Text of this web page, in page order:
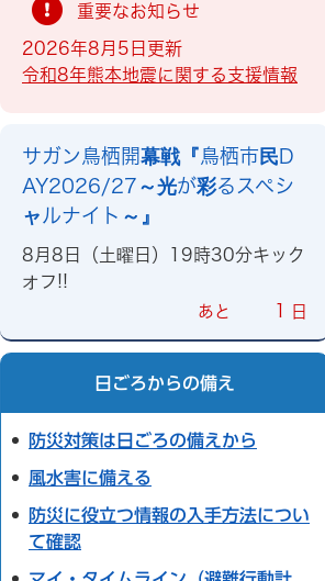
重要なお知らせ
2026年8月5日更新
令和8年熊本地震に関する支援情報
サガン鳥栖開幕戦『鳥栖市民D
AY2026/27～光が彩るスペシ
ャルナイト～』
8月8日（土曜日）19時30分キック
オフ!!
あと 1 日
日ごろからの備え
防災対策は日ごろの備えから
風水害に備える
防災に役立つ情報の入手方法につい
て確認